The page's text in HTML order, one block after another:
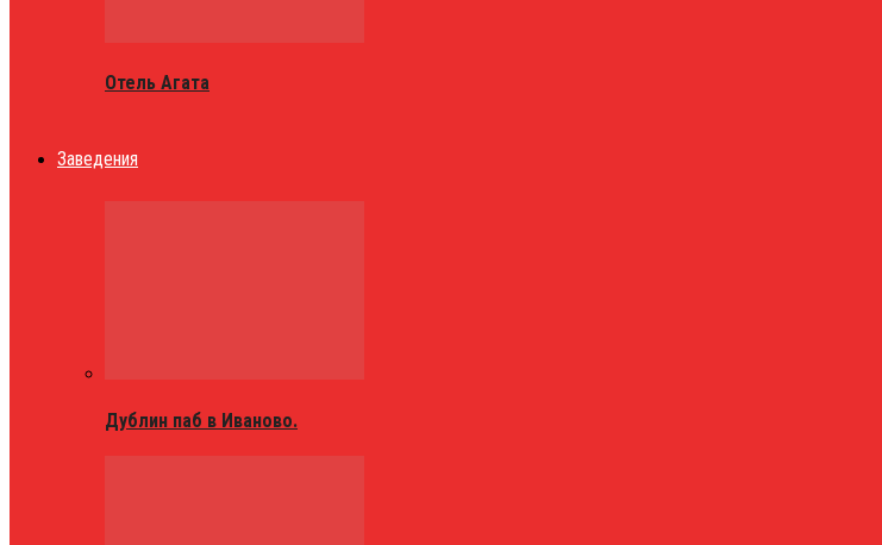
Отель Агата
Заведения
Дублин паб в Иваново.